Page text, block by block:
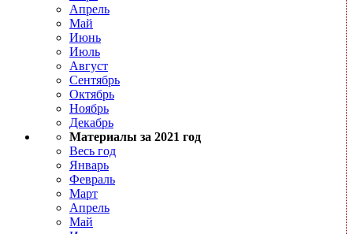
Апрель
Май
Июнь
Июль
Август
Сентябрь
Октябрь
Ноябрь
Декабрь
Материалы за 2021 год
Весь год
Январь
Февраль
Март
Апрель
Май